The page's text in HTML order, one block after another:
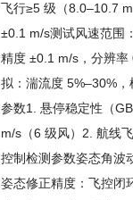
飞行≥5 级（8.0–10.7
±0.1 m/s测试风速范围
精度 ±0.1 m/s，分辨率
拟：湍流度 5%–30%
参数1. 悬停稳定性（
m/s（6 级风）2. 航线
控制检测参数姿态角波
姿态修正精度：飞控闭